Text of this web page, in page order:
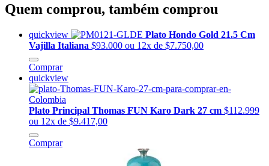
Quem comprou, também comprou
quickview
Plato Hondo Gold 21.5 Cm
Vajilla Italiana $93.000 ou 12x de $7.750,00
Comprar
quickview
Plato Principal Thomas FUN Karo Dark 27 cm $112.999
ou 12x de $9.417,00
Comprar